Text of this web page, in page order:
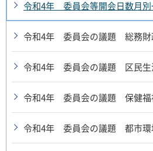
令和4年 委員会等開会日数月別
令和4年 委員会の議題 総務財
令和4年 委員会の議題 区民生
令和4年 委員会の議題 保健福
令和4年 委員会の議題 都市環